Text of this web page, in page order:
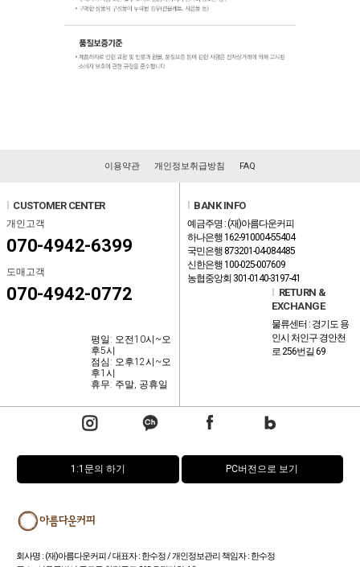
이용약관 개인정보취급방침 FAQ
CUSTOMER CENTER
개인고객
070-4942-6399
도매고객
070-4942-0772
평일: 오전10시~오
후5시
점심: 오후12시~오
후1시
휴무: 주말, 공휴일
BANK INFO
예금주명 : (재)아름다운커피
하나은행 162-910004-55404
국민은행 873201-04-084485
신한은행 100-025-007609
농협중앙회 301-0140-3197-41
RETURN &
EXCHANGE
물류센터 : 경기도 용
인시 처인구 경안천
로 256번길 69
1:1문의 하기 PC버전으로 보기
회사명 : (재)아름다운커피 / 대표자 : 한수정 / 개인정보관리 책임자 : 한수정